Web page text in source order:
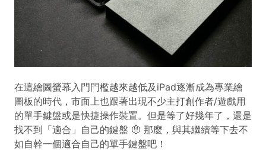
在這繪圖螢幕入門門檻越來越低及iPad逐漸成為專業繪
圖板的時代，市面上也跟著出現不少主打創作者/遊戲用
的單手鍵盤或是快捷操作裝置。但是等了好幾年了，還是
找不到「適合」自己的鍵盤 🤨 那麼，與其繼續等下去不
如自幹一個適合自己的單手鍵盤吧！